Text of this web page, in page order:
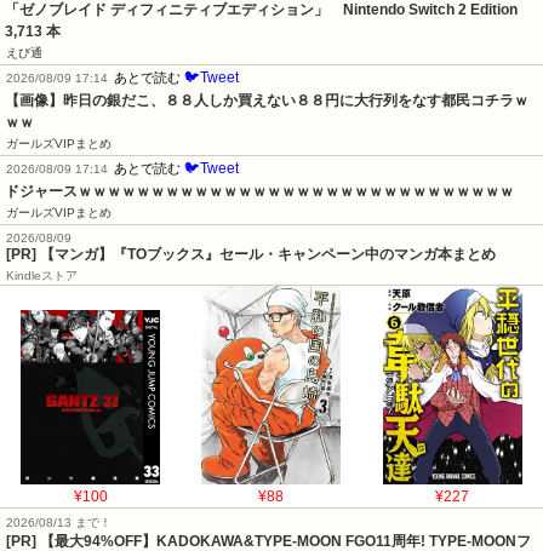
「ゼノブレイド ディフィニティブエディション」　Nintendo Switch 2 Edition
3,713 本
えび通
2026/08/09 17:14 あとで読む 🐦Tweet
【画像】昨日の銀だこ、８８人しか買えない８８円に大行列をなす都民コチラｗ
ｗｗ
ガールズVIPまとめ
2026/08/09 17:14 あとで読む 🐦Tweet
ドジャースｗｗｗｗｗｗｗｗｗｗｗｗｗｗｗｗｗｗｗｗｗｗｗｗｗｗｗｗｗｗ
ガールズVIPまとめ
2026/08/09
[PR] 【マンガ】『TOブックス』セール・キャンペーン中のマンガ本まとめ
Kindleストア
¥100 ¥88 ¥227
2026/08/13 まで！
[PR]
【最大94%OFF】KADOKAWA&TYPE-MOON FGO11周年! TYPE-MOONフ